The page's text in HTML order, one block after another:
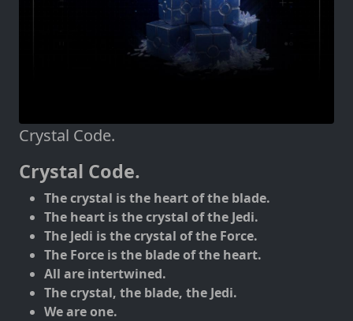
Crystal Code.
Crystal Code.
The crystal is the heart of the blade.
The heart is the crystal of the Jedi.
The Jedi is the crystal of the Force.
The Force is the blade of the heart.
All are intertwined.
The crystal, the blade, the Jedi.
We are one.